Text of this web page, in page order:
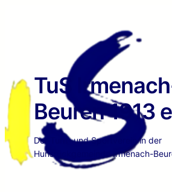
TuS
Beuren 1913
Der Turn- und Sportverein in der
Hunsrückgemeinde Irmenach-